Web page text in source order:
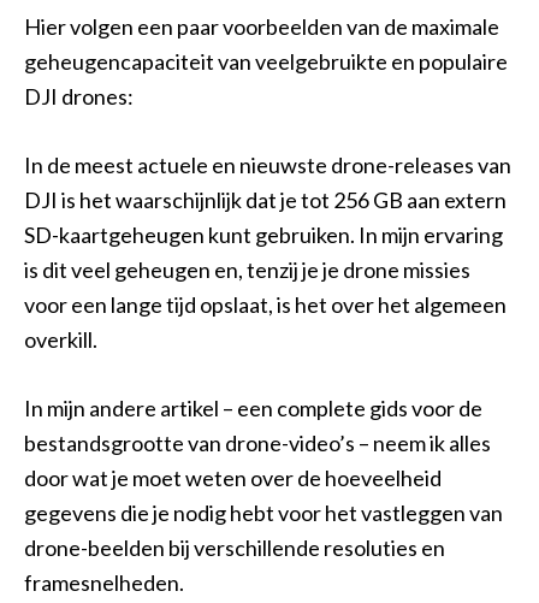
Hier volgen een paar voorbeelden van de maximale
geheugencapaciteit van veelgebruikte en populaire
DJI drones:
In de meest actuele en nieuwste drone-releases van
DJI is het waarschijnlijk dat je tot 256 GB aan extern
SD-kaartgeheugen kunt gebruiken. In mijn ervaring
is dit veel geheugen en, tenzij je je drone missies
voor een lange tijd opslaat, is het over het algemeen
overkill.
In mijn andere artikel – een complete gids voor de
bestandsgrootte van drone-video’s – neem ik alles
door wat je moet weten over de hoeveelheid
gegevens die je nodig hebt voor het vastleggen van
drone-beelden bij verschillende resoluties en
framesnelheden.